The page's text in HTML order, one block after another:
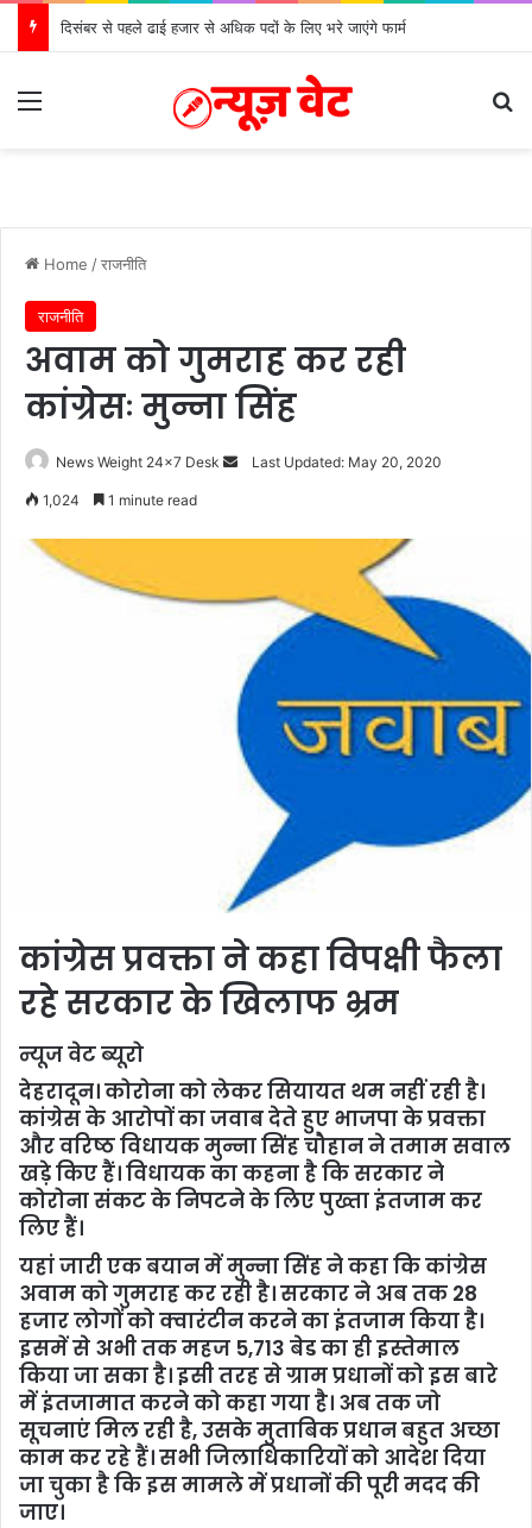
दिसंबर से पहले ढाई हजार से अधिक पदों के लिए भरे जाएंगे फार्म
Menu
Home /राजनीति
राजनीति
अवाम को गुमराह कर रही
कांग्रेसः मुन्ना सिंह
News Weight 24x7 Desk
SendLast Updated: May 20, 2020
1,024 1 minute read
कांग्रेस प्रवक्ता ने कहा विपक्षी फैला
रहे सरकार के खिलाफ भ्रम
न्यूज वेट ब्यूरो
देहरादून। कोरोना को लेकर सियायत थम नहीं रही है।
कांग्रेस के आरोपों का जवाब देते हुए भाजपा के प्रवक्ता
और वरिष्ठ विधायक मुन्ना सिंह चौहान ने तमाम सवाल
खड़े किए हैं। विधायक का कहना है कि सरकार ने
कोरोना संकट के निपटने के लिए पुख्ता इंतजाम कर
लिए हैं।
यहां जारी एक बयान में मुन्ना सिंह ने कहा कि कांग्रेस
अवाम को गुमराह कर रही है। सरकार ने अब तक 28
हजार लोगों को क्वारंटीन करने का इंतजाम किया है।
इसमें से अभी तक महज 5,713 बेड का ही इस्तेमाल
किया जा सका है। इसी तरह से ग्राम प्रधानों को इस बारे
में इंतजामात करने को कहा गया है। अब तक जो
सूचनाएं मिल रही है, उसके मुताबिक प्रधान बहुत अच्छा
काम कर रहे हैं। सभी जिलाधिकारियों को आदेश दिया
जा चुका है कि इस मामले में प्रधानों की पूरी मदद की
जाए।